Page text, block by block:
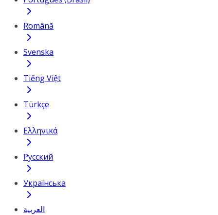
Română
Svenska
Tiếng Việt
Türkçe
Ελληνικά
Русский
Українська
العربية